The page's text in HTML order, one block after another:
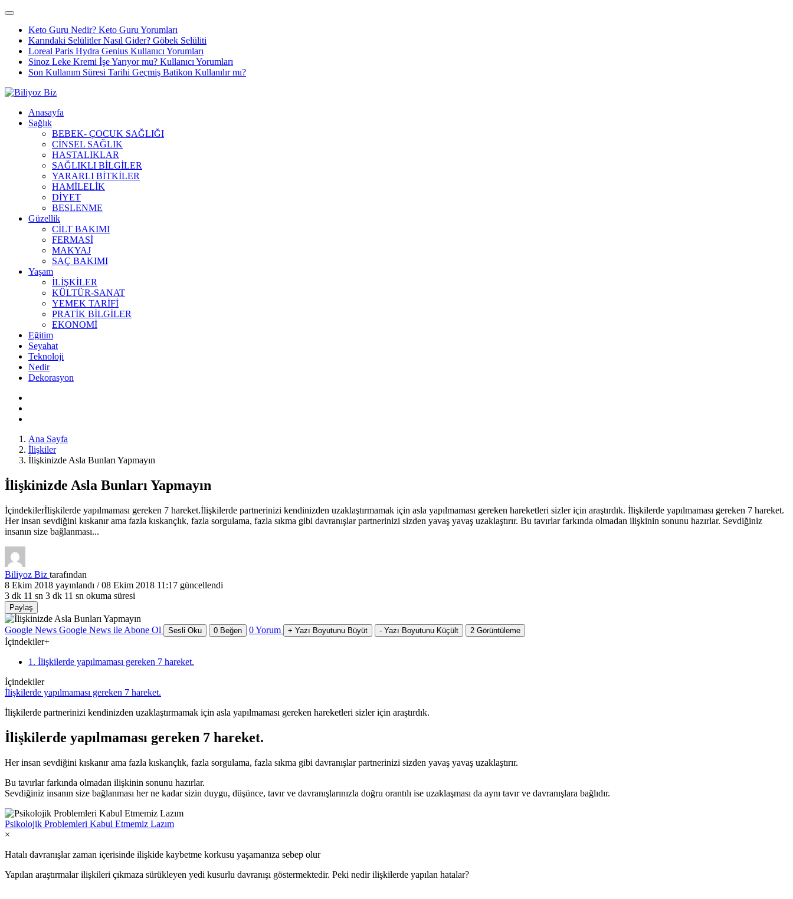
Keto Guru Nedir? Keto Guru Yorumları
Karındaki Selülitler Nasıl Gider? Göbek Selüliti
Loreal Paris Hydra Genius Kullanıcı Yorumları
Sinoz Leke Kremi İşe Yarıyor mu? Kullanıcı Yorumları
Son Kullanım Süresi Tarihi Geçmiş Batikon Kullanılır mı?
Anasayfa
Sağlık
BEBEK- ÇOCUK SAĞLIĞI
CİNSEL SAĞLIK
HASTALIKLAR
SAĞLIKLI BİLGİLER
YARARLI BİTKİLER
HAMİLELİK
DİYET
BESLENME
Güzellik
CİLT BAKIMI
FERMASİ
MAKYAJ
SAÇ BAKIMI
Yaşam
İLİŞKİLER
KÜLTÜR-SANAT
YEMEK TARİFİ
PRATİK BİLGİLER
EKONOMİ
Eğitim
Seyahat
Teknoloji
Nedir
Dekorasyon
Ana Sayfa
İlişkiler
İlişkinizde Asla Bunları Yapmayın
İlişkinizde Asla Bunları Yapmayın
İçindekilerİlişkilerde yapılmaması gereken 7 hareket.İlişkilerde partnerinizi kendinizden uzaklaştırmamak için asla yapılmaması gereken hareketleri sizler için araştırdık. İlişkilerde yapılmaması gereken 7 hareket.
Her insan sevdiğini kıskanır ama fazla kıskançlık, fazla sorgulama, fazla sıkma gibi davranışlar partnerinizi sizden yavaş yavaş uzaklaştırır. Bu tavırlar farkında olmadan ilişkinin sonunu hazırlar. Sevdiğiniz
insanın size bağlanması...
Biliyoz Biz tarafından
8 Ekim 2018 yayınlandı /08 Ekim 2018 11:17 güncellendi
3 dk 11 sn 3 dk 11 sn okuma süresi
Paylaş
Google News Google News ile Abone Ol Sesli Oku 0 Beğen 0Yorum + Yazı Boyutunu Büyüt - Yazı Boyutunu Küçült 2 Görüntüleme
İçindekiler+
1. İlişkilerde yapılmaması gereken 7 hareket.
İçindekiler
İlişkilerde yapılmaması gereken 7 hareket.
İlişkilerde partnerinizi kendinizden uzaklaştırmamak için asla yapılmaması gereken hareketleri sizler için araştırdık.
İlişkilerde yapılmaması gereken 7 hareket.
Her insan sevdiğini kıskanır ama fazla kıskançlık, fazla sorgulama, fazla sıkma gibi davranışlar partnerinizi sizden yavaş yavaş uzaklaştırır.
Bu tavırlar farkında olmadan ilişkinin sonunu hazırlar.
Sevdiğiniz insanın size bağlanması her ne kadar sizin duygu, düşünce, tavır ve davranışlarınızla doğru orantılı ise uzaklaşması da aynı tavır ve davranışlara bağlıdır.
Psikolojik Problemleri Kabul Etmemiz Lazım
×
Hatalı davranışlar zaman içerisinde ilişkide kaybetme korkusu yaşamanıza sebep olur
Yapılan araştırmalar ilişkileri çıkmaza sürükleyen yedi kusurlu davranışı göstermektedir. Peki nedir ilişkilerde yapılan hatalar?